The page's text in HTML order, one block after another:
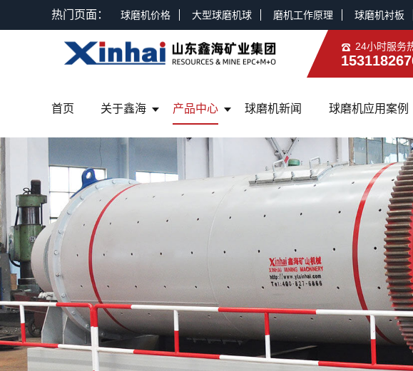
热门页面： 球磨机价格 大型球磨机球 磨机工作原理 球磨机衬板
24小时服务
首页 关于鑫海 产品中心 球磨机新闻 球磨机应用案例